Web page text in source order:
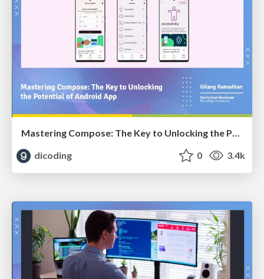
Mastering Compose: The Key to Unlocking the Potential of Android App
dicoding
0 3.4k